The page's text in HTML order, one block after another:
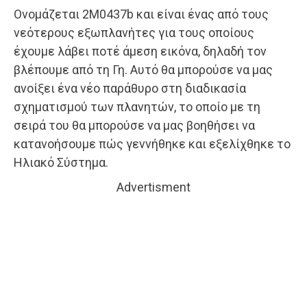
Ονομάζεται 2M0437b και είναι ένας από τους
νεότερους εξωπλανήτες για τους οποίους
έχουμε λάβει ποτέ άμεση εικόνα, δηλαδή τον
βλέπουμε από τη Γη. Αυτό θα μπορούσε να μας
ανοίξει ένα νέο παράθυρο στη διαδικασία
σχηματισμού των πλανητών, το οποίο με τη
σειρά του θα μπορούσε να μας βοηθήσει να
κατανοήσουμε πώς γεννήθηκε και εξελίχθηκε το
Ηλιακό Σύστημα.
Advertisment